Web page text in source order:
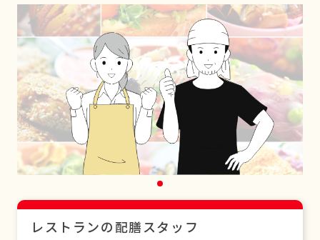
レストランの配膳スタッフ